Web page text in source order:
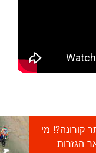
קורונה?! מי
הגזרות